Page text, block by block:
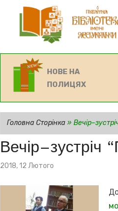
НОВЕ НА
ПОЛИЦЯХ
Головна Сторінка»
Вечір–зустріч
Posted
2018, 12 Лютого